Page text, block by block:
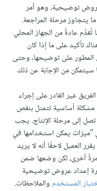
عروض توضيحية، وهو أمر
يتجاوز مرحلة المراجعة.
عادةً من الجهاز المحلي
تأكيد على ما إذا كان
المطور على توضيحها، وحتى
سيتمكن من الإجابة عن ذلك
غير القادر على إجراء
أساسية تتمثل بنقص
تصل إلى مرحلة الإنتاج. يجب
يمكن استخدامها في
العميل لاحقًا أنه لا يريد
مرةً أخرى، لكن وضعها ضمن
إعداد عروض توضيحية
المستخدم والملاحظات.